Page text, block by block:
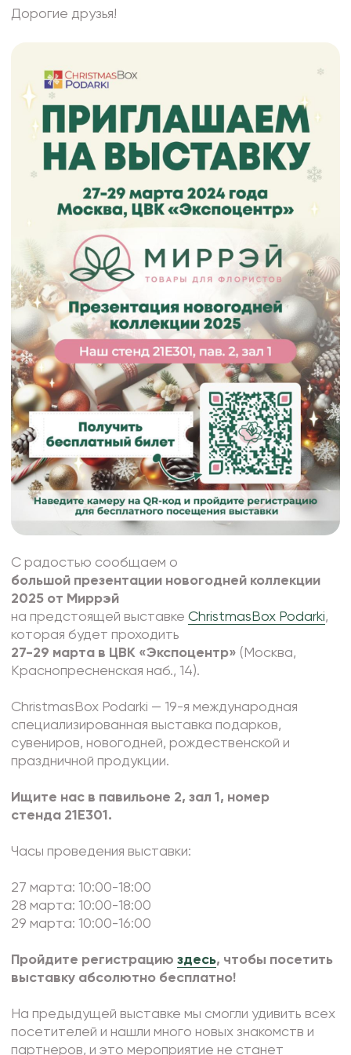
Изделия из металла
Сухоцветы
Дорогие друзья!
С радостью сообщаем о
большой презентации новогодней коллекции
2025 от Миррэй
на предстоящей выставкеChristmasBox Podarki,
которая будет проходить
27-29 марта в ЦВК «Экспоцентр» (Москва,
Краснопресненская наб., 14).
ChristmasBox Podarki — 19-я международная
специализированная выставка подарков,
сувениров, новогодней, рождественской и
праздничной продукции.
Ищите нас в павильоне 2, зал 1, номер
стенда 21Е301.
Часы проведения выставки:
27 марта: 10:00-18:00
28 марта: 10:00-18:00
29 марта: 10:00-16:00
Пройдите регистрациюздесь, чтобы посетить
выставку абсолютно бесплатно!
На предыдущей выставке мы смогли удивить всех
посетителей и нашли много новых знакомств и
партнеров, и это мероприятие не станет